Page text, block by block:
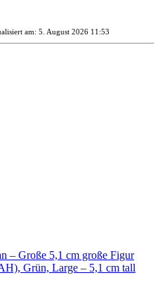
am: 5. August 2026 11:53
– Große 5,1 cm große Figur
Grün, Large – 5,1 cm tall